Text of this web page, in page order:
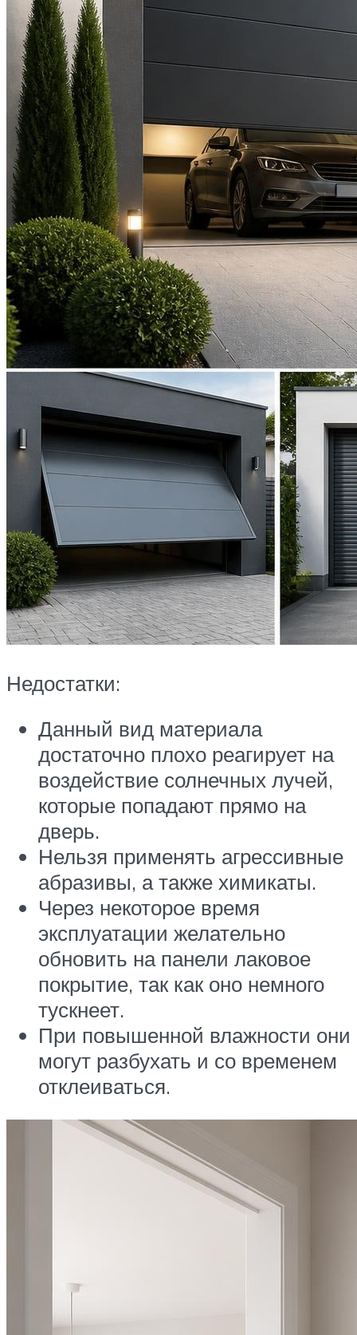
Недостатки:
Данный вид материала
достаточно плохо реагирует на
воздействие солнечных лучей,
которые попадают прямо на
дверь.
Нельзя применять агрессивные
абразивы, а также химикаты.
Через некоторое время
эксплуатации желательно
обновить на панели лаковое
покрытие, так как оно немного
тускнеет.
При повышенной влажности они
могут разбухать и со временем
отклеиваться.